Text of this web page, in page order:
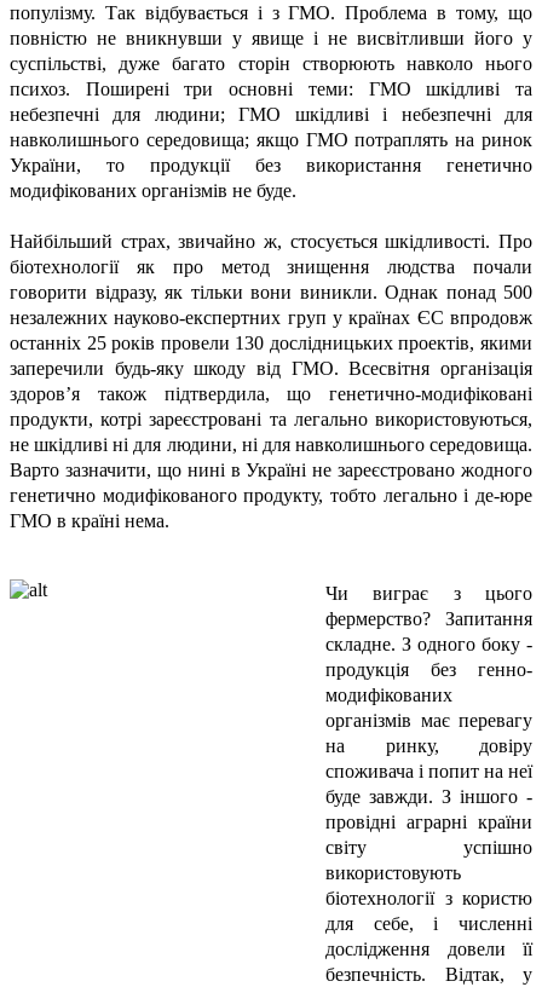
популізму. Так відбувається і з ГМО. Проблема в тому, що
повністю не вникнувши у явище і не висвітливши його у
суспільстві, дуже багато сторін створюють навколо нього
психоз. Поширені три основні теми: ГМО шкідливі та
небезпечні для людини; ГМО шкідливі і небезпечні для
навколишнього середовища; якщо ГМО потраплять на ринок
України, то продукції без використання генетично
модифікованих організмів не буде.
Найбільший страх, звичайно ж, стосується шкідливості. Про
біотехнології як про метод знищення людства почали
говорити відразу, як тільки вони виникли. Однак понад 500
незалежних науково-експертних груп у країнах ЄС впродовж
останніх 25 років провели 130 дослідницьких проектів, якими
заперечили будь-яку шкоду від ГМО. Всесвітня організація
здоров’я також підтвердила, що генетично-модифіковані
продукти, котрі зареєстровані та легально використовуються,
не шкідливі ні для людини, ні для навколишнього середовища.
Варто зазначити, що нині в Україні не зареєстровано жодного
генетично модифікованого продукту, тобто легально і де-юре
ГМО в країні нема.
Чи виграє з цього
фермерство? Запитання
складне. З одного боку -
продукція без генно-
модифікованих
організмів має перевагу
на ринку, довіру
споживача і попит на неї
буде завжди. З іншого -
провідні аграрні країни
світу успішно
використовують
біотехнології з користю
для себе, і численні
дослідження довели її
безпечність. Відтак, у